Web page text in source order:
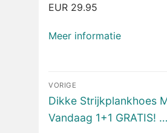
EUR 29.95
Meer informatie
Bericht
navigatie
VORIGE
Vorig
bericht:
Dikke Strijkplankhoes
Vandaag 1+1 GRATIS! …